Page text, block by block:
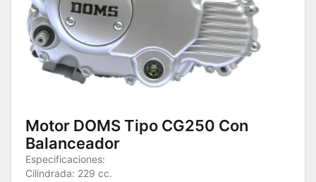
Motor DOMS Tipo CG250 Con
Balanceador
Especificaciones:
Cilindrada: 229 cc.